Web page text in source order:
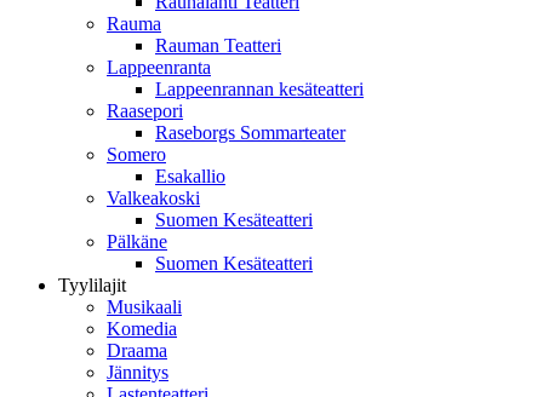
Rauma
Rauman Teatteri
Lappeenranta
Lappeenrannan kesäteatteri
Raasepori
Raseborgs Sommarteater
Somero
Esakallio
Valkeakoski
Suomen Kesäteatteri
Pälkäne
Suomen Kesäteatteri
Tyylilajit
Musikaali
Komedia
Draama
Jännitys